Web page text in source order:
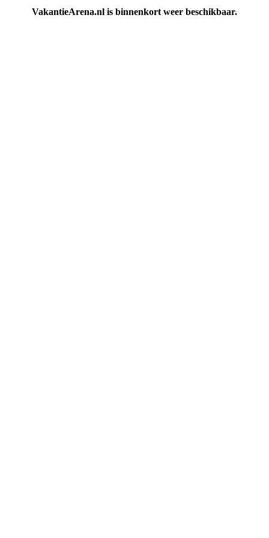
VakantieArena.nl is binnenkort weer beschikbaar.